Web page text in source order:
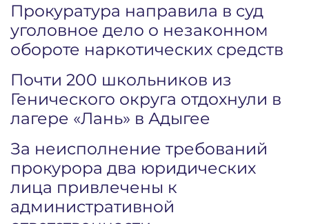
Прокуратура направила в суд
уголовное дело о незаконном
обороте наркотических средств
Почти 200 школьников из
Генического округа отдохнули в
лагере «Лань» в Адыгее
За неисполнение требований
прокурора два юридических
лица привлечены к
административной